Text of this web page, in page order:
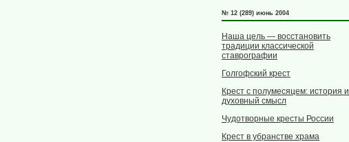
№ 12 (289) июнь 2004
Наша цель — восстановить
традиции классической
ставрографии
Голгофский крест
Крест с полумесяцем: история и
духовный смысл
Чудотворные кресты России
Крест в убранстве храма